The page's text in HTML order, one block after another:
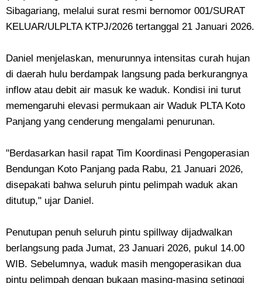
Sibagariang, melalui surat resmi bernomor 001/SURAT
KELUAR/ULPLTA KTPJ/2026 tertanggal 21 Januari 2026.
Daniel menjelaskan, menurunnya intensitas curah hujan
di daerah hulu berdampak langsung pada berkurangnya
inflow atau debit air masuk ke waduk. Kondisi ini turut
memengaruhi elevasi permukaan air Waduk PLTA Koto
Panjang yang cenderung mengalami penurunan.
"Berdasarkan hasil rapat Tim Koordinasi Pengoperasian
Bendungan Koto Panjang pada Rabu, 21 Januari 2026,
disepakati bahwa seluruh pintu pelimpah waduk akan
ditutup," ujar Daniel.
Penutupan penuh seluruh pintu spillway dijadwalkan
berlangsung pada Jumat, 23 Januari 2026, pukul 14.00
WIB. Sebelumnya, waduk masih mengoperasikan dua
pintu pelimpah dengan bukaan masing-masing setinggi